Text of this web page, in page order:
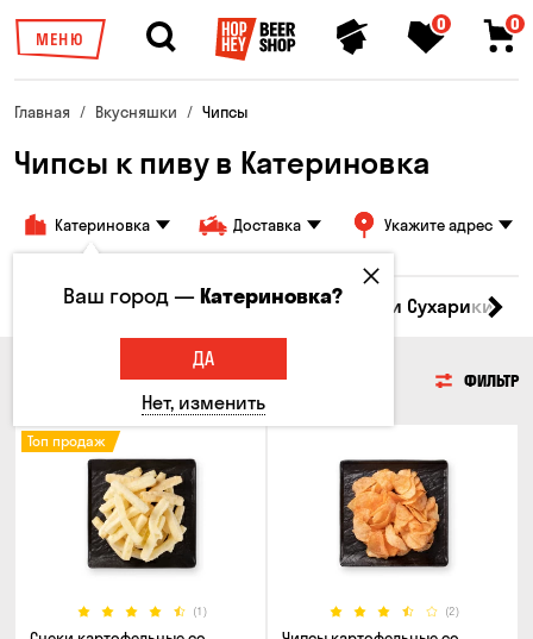
МЕНЮ
0 0
Главная Вкусняшки Чипсы
Чипсы к пиву в Катериновка
Катериновка Доставка Укажите адрес
Кукуруза Семечки Чипсы Гренки и Сухарики
ФИЛЬТР
(1)
Топ продаж
(2)
Ваш город —Катериновка?
ДА
Нет, изменить